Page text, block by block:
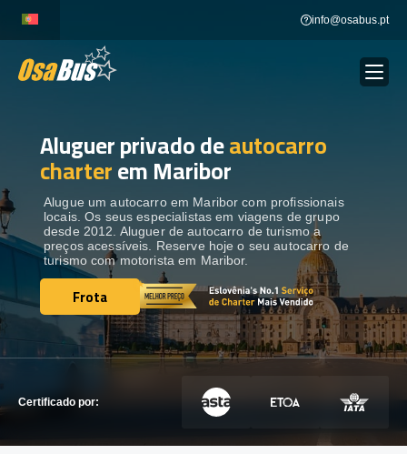
content
info@osabus.pt
ALUGUER DE AUTOCARROS
DESTINOS
FROTA
ENTRE EM CONTACTO
ENTRE EM CONTACTO
Aluguer privado deautocarro
charterem Maribor
Alugue um autocarro em Maribor com profissionais
locais. Os seus especialistas em viagens de grupo
desde 2012. Aluguer de autocarro de turismo a
preços acessíveis. Reserve hoje o seu autocarro de
turismo com motorista em Maribor.
Frota
Frota
Certificado por: